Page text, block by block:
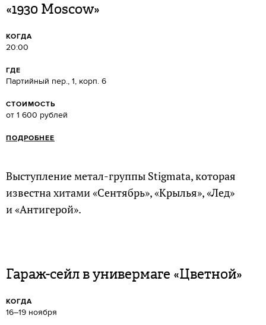
«1930 Moscow»
КОГДА
20:00
ГДЕ
Партийный пер., 1, корп. 6
СТОИМОСТЬ
от 1 600 рублей
ПОДРОБНЕЕ
Выступление метал-группы Stigmata, которая
известна хитами «Сентябрь», «Крылья», «Лед»
и «Антигерой».
Гараж-сейл в универмаге «Цветной»
КОГДА
16–19 ноября